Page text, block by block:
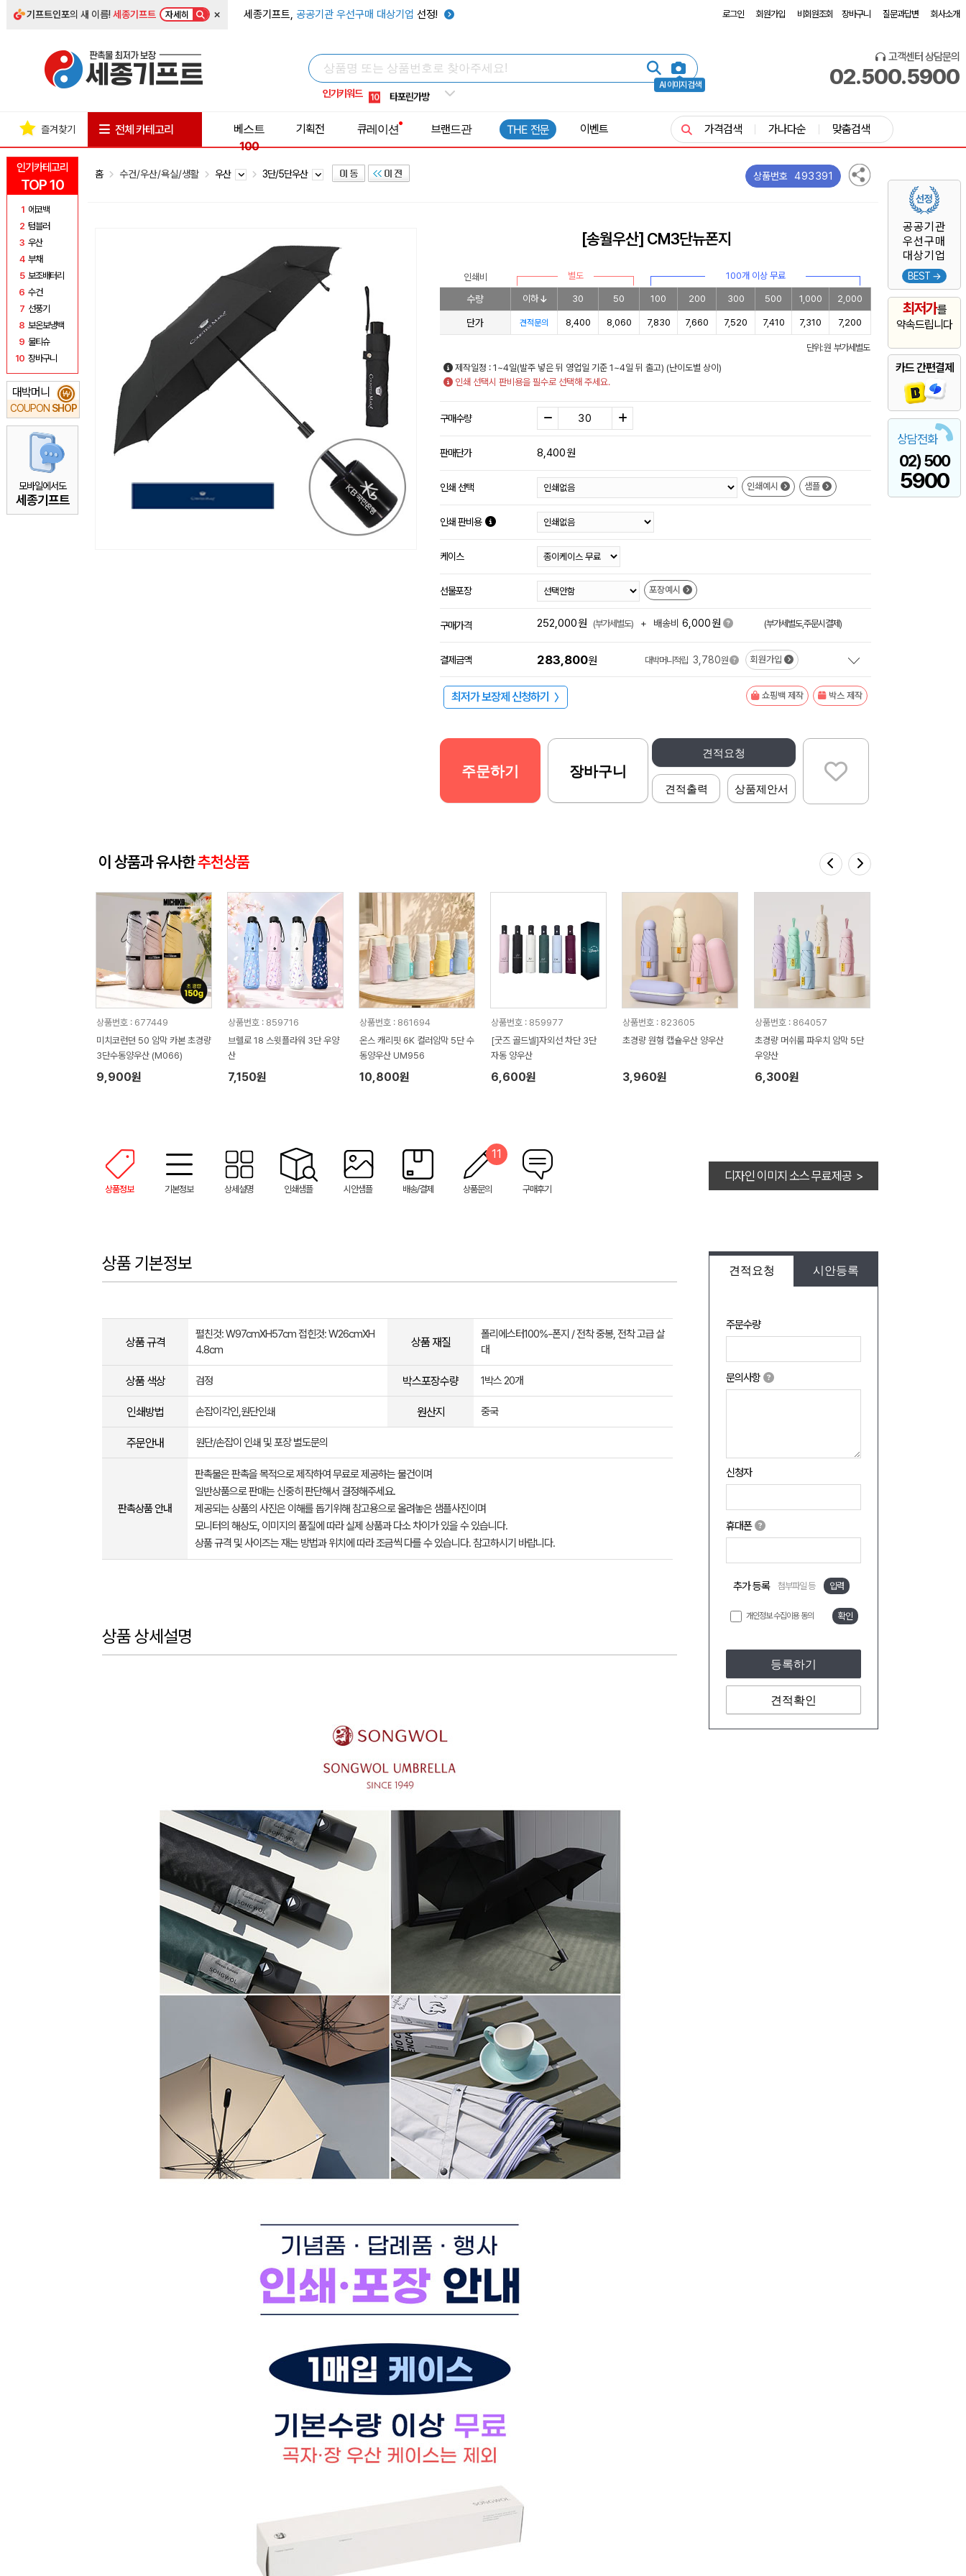
기프트인포의 새 이름!세종기프트 자세히 × 세종기프트, 공공기관 우선구매 대상기업 선정! 로그인 회원가입 비회원조회 장바구니 질문과답변 회사소개
AI 이미지 검색
인기키워드
6 우산
9 넥쿨러
10 타포린가방
고객센터 상담문의
02.500.5900
인기카테고리
TOP 10
1 에코백
2 텀블러
3 우산
4 부채
5 보조배터리
6 수건
7 선풍기
8 보온보냉백
9 물티슈
10 장바구니
대박머니
COUPON SHOP
₩
모바일에서도
세종기프트
공공기관
우선구매
대상기업
BEST →
최저가를
약속드립니다
카드 간편결제
상담전화
02) 500
5900
즐겨찾기 전체 카테고리
베스트
100
기획전 큐레이션 브랜드관 THE 전문 이벤트 가격검색 가나다순 맞춤검색
홈 수건/우산/욕실/생활 우산 3단/5단우산 상품번호 493391
[송월우산] CM3단뉴폰지
인쇄비 별도 100개 이상 무료
수량 이하 30 50 100 200 300 500 1,000 2,000
단가 견적문의 8,400 8,060 7,830 7,660 7,520 7,410 7,310 7,200
단위: 원 부가세별도
제작일정 : 1~4일(발주 넣은 뒤 영업일 기준 1~4일 뒤 출고) (난이도별 상이)
인쇄 선택시 판비용을 필수로 선택해 주세요.
구매수량
판매단가 8,400원
인쇄 선택 인쇄예시 샘플
인쇄 판비용
케이스
선물포장 포장예시
구매가격 252,000원 (부가세별도) + 배송비 6,000원 (부가세별도,주문시결제)
결제금액 283,800원 대박머니적립 3,780원 회원가입
최저가 보장제 신청하기 〉 쇼핑백 제작 박스 제작
견적요청
견적출력 상품제안서
주문하기 장바구니
이 상품과 유사한추천상품
상품번호 : 677449
미치코런던 50 암막 카본 초경량
3단수동양우산 (M066)
9,900원
상품번호 : 859716
브렐로 18 스윗플라워 3단 우양
산
7,150원
상품번호 : 861694
온스 캐리핏 6K 컬러암막 5단 수
동양우산 UM956
10,800원
상품번호 : 859977
[굿즈 골드넬]자외선 차단 3단
자동 양우산
6,600원
상품번호 : 823605
초경량 원형 캡슐우산 양우산
3,960원
상품번호 : 864057
초경량 머쉬룸 파우치 암막 5단
우양산
6,300원
상품정보 기본정보 상세설명 인쇄샘플 시안샘플 배송/결제 상품문의
11
구매후기
디자인 이미지 소스 무료제공 >
견적요청 시안등록
주문수량
문의사항
신청자
휴대폰
추가 등록 첨부파일 등 입력
개인정보 수집이용 동의 확인
등록하기
견적확인
상품 기본정보
상품 규격
펼친것: W97cmXH57cm 접힌것: W26cmXH
4.8cm
상품 재질
폴리에스터100%-폰지 / 전착 중봉, 전착 고급 살
대
상품 색상 검정 박스포장수량 1박스 20개
인쇄방법 손잡이각인,원단인쇄 원산지 중국
주문안내 원단/손잡이 인쇄 및 포장 별도문의
판촉상품 안내
판촉물은 판촉을 목적으로 제작하여 무료로 제공하는 물건이며
일반상품으로 판매는 신중히 판단해서 결정해주세요.
제공되는 상품의 사진은 이해를 돕기위해 참고용으로 올려놓은 샘플사진이며
모니터의 해상도, 이미지의 품질에 따라 실제 상품과 다소 차이가 있을 수 있습니다.
상품 규격 및 사이즈는 재는 방법과 위치에 따라 조금씩 다를 수 있습니다. 참고하시기 바랍니다.
상품 상세설명